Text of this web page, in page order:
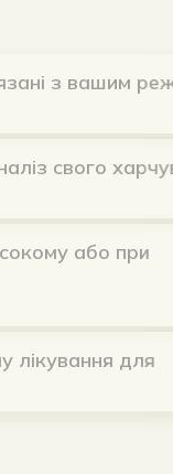
з вашим режимом
харчування
або при
для